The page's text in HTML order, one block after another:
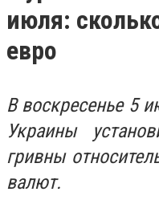
июля:
евро
В воскресенье 5
Украины
гривны
валют.